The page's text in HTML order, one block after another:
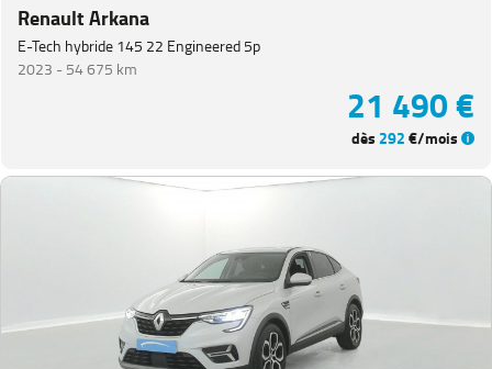
Renault Arkana
E-Tech hybride 145 22 Engineered 5p
2023 -54 675 km
21 490 €
dès 292€/mois